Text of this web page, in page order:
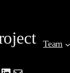
springen
Team